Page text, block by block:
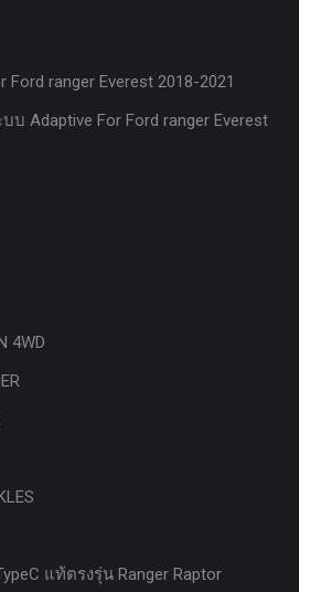
Ford ranger Everest 2018-2021
บบ Adaptive For Ford ranger Everest
4WD
แท้ตรงรุ่น Ranger Raptor